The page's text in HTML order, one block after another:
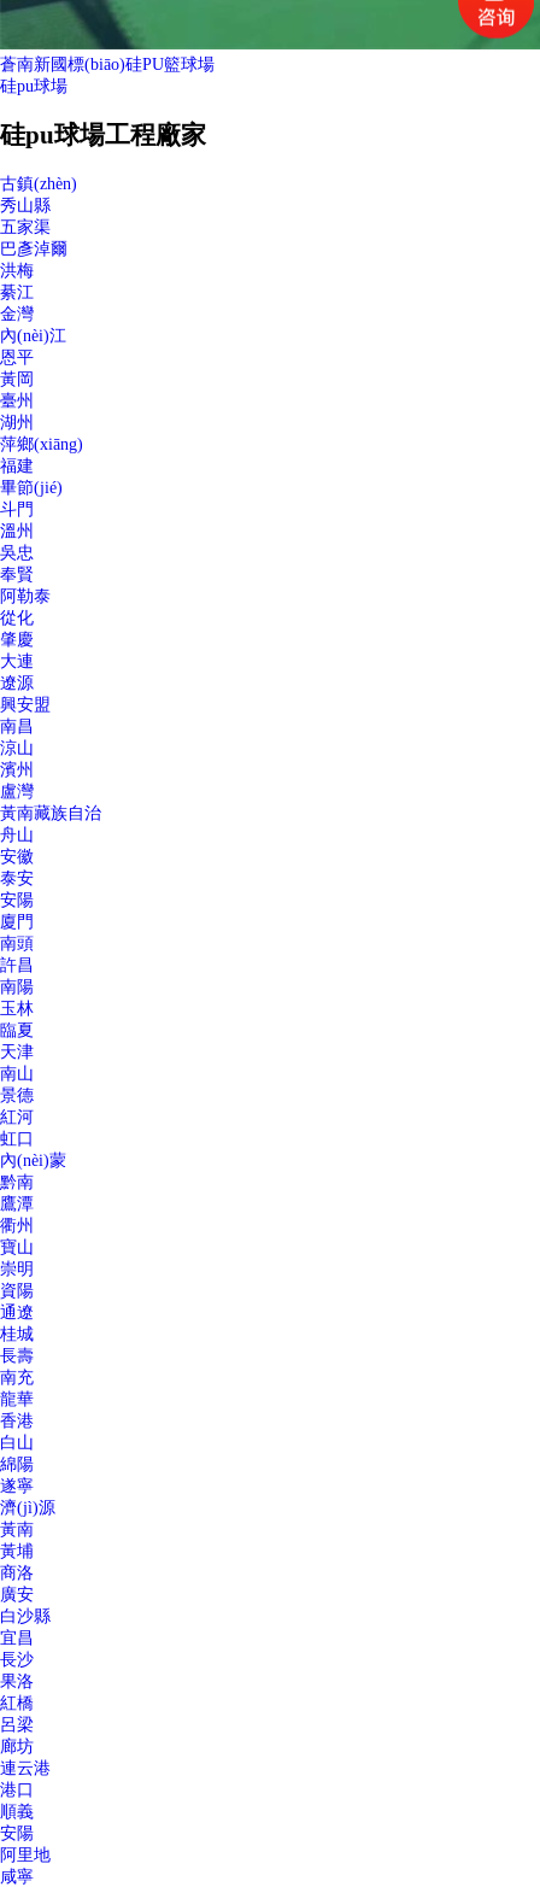
蒼南新國標(biāo)硅PU籃球場
硅pu球場
硅pu球場工程廠家
古鎮(zhèn)
秀山縣
五家渠
巴彥淖爾
洪梅
綦江
金灣
內(nèi)江
恩平
黃岡
臺州
湖州
萍鄉(xiāng)
福建
畢節(jié)
斗門
溫州
吳忠
奉賢
阿勒泰
從化
肇慶
大連
遼源
興安盟
南昌
涼山
濱州
盧灣
黃南藏族自治
舟山
安徽
泰安
安陽
廈門
南頭
許昌
南陽
玉林
臨夏
天津
南山
景德
紅河
虹口
內(nèi)蒙
黔南
鷹潭
衢州
寶山
崇明
資陽
通遼
桂城
長壽
南充
龍華
香港
白山
綿陽
遂寧
濟(jì)源
黃南
黃埔
商洛
廣安
白沙縣
宜昌
長沙
果洛
紅橋
呂梁
廊坊
連云港
港口
順義
安陽
阿里地
咸寧